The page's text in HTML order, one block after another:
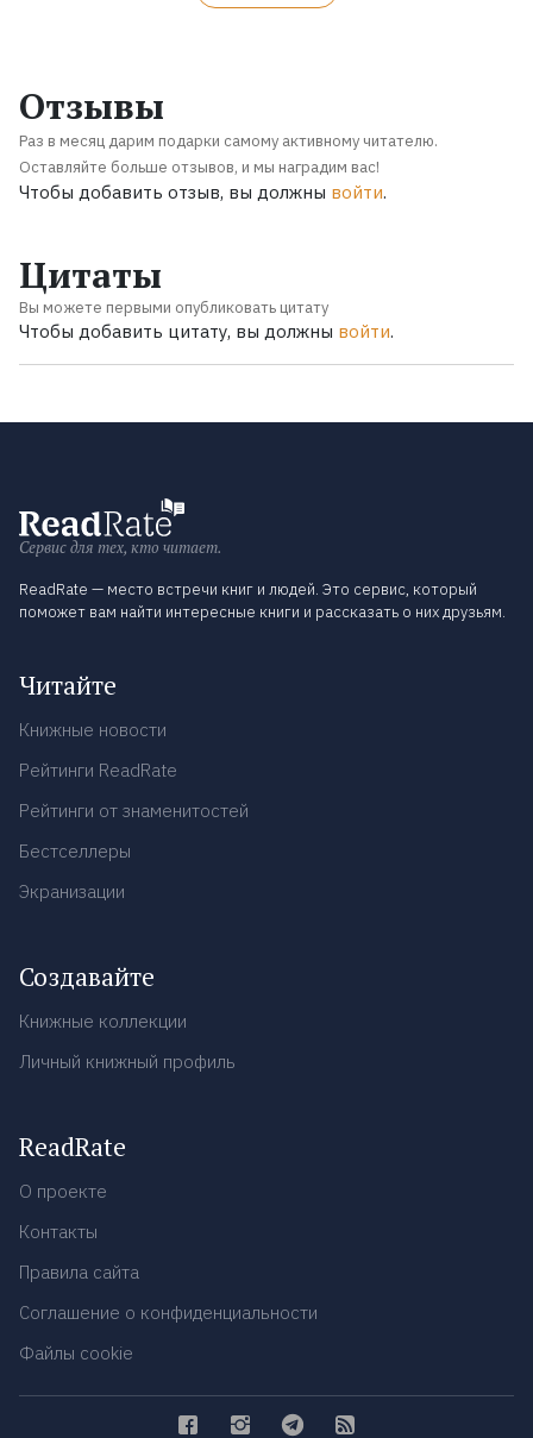
Отзывы
Раз в месяц дарим подарки самому активному читателю.
Оставляйте больше отзывов, и мы наградим вас!
Чтобы добавить отзыв, вы должны войти.
Цитаты
Вы можете первыми опубликовать цитату
Чтобы добавить цитату, вы должны войти.
Сервис для тех, кто читает.
ReadRate — место встречи книг и людей. Это сервис, который
поможет вам найти интересные книги и рассказать о них друзьям.
Читайте
Книжные новости
Рейтинги ReadRate
Рейтинги от знаменитостей
Бестселлеры
Экранизации
Создавайте
Книжные коллекции
Личный книжный профиль
ReadRate
О проекте
Контакты
Правила сайта
Соглашение о конфиденциальности
Файлы cookie